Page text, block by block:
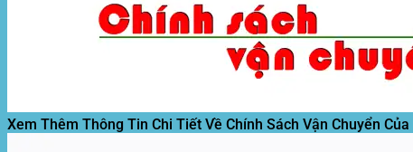
Xem Thêm Thông Tin Chi Tiết Về Chính Sách Vận Chuyển